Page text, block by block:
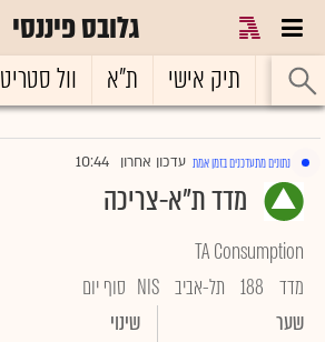
גלובס פיננסי
ראשי תיק אישי ת"א וול סטריט
נתונים מתעדכנים בזמן אמת |עדכון אחרון 10:44
מדד ת"א-צריכה
TA Consumption
מדד 188 תל-אביב NIS סוף יום
שער
שינוי